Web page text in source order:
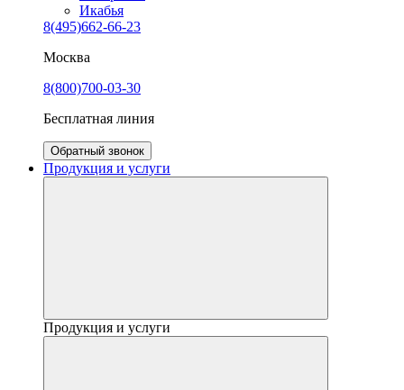
Икабья
8(495)662-66-23
Москва
8(800)700-03-30
Бесплатная линия
Обратный звонок
Продукция и услуги
Продукция и услуги